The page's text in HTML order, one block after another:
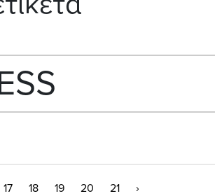
17 18 19 20 21 ›